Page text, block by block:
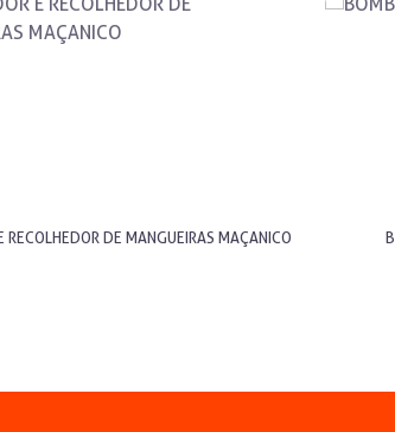
RECOLHEDOR DE MANGUEIRAS MAÇANICO